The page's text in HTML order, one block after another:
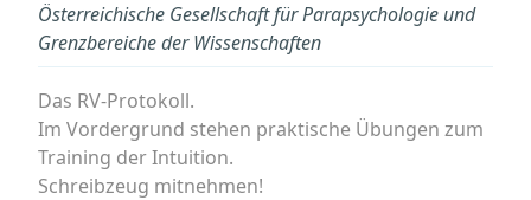
Österreichische Gesellschaft für Parapsychologie und
Grenzbereiche der Wissenschaften
Das RV-Protokoll.
Im Vordergrund stehen praktische Übungen zum
Training der Intuition.
Schreibzeug mitnehmen!